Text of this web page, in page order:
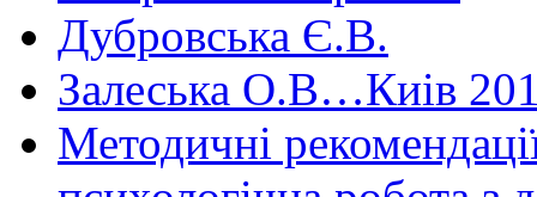
Дубровська Є.В.
Залеська О.В…Киів
Методичні